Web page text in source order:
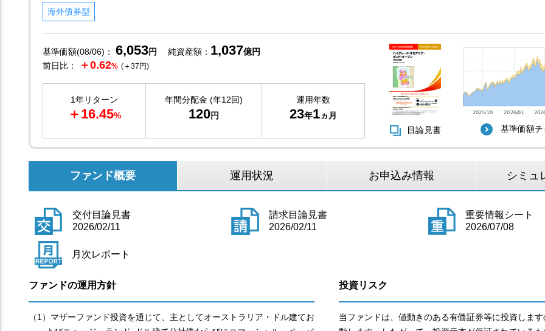
海外債券型
基準価額(08/06)： 6,053円 純資産額： 1,037億円
前日比：
＋0.62% (＋37円)
1年リターン
＋16.45%
年間分配金 (年12回)
120円
運用年数
23年1ヵ月
目論見書
基準価額
ファンド概要 運用状況 お申込み情報 シミュ
交付目論見書
2026/02/11
請求目論見書
2026/02/11
重要情報シート
2026/07/08
月次レポート
ファンドの運用方針
（1）マザーファンド投資を通じて、主としてオーストラリア・ドル建てお
投資リスク
当ファンドは、値動きのある有価証券等に投資しま